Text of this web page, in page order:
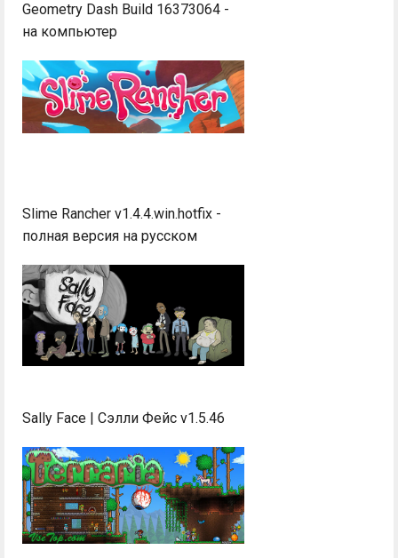
Geometry Dash Build 16373064 -
на компьютер
Slime Rancher v1.4.4.win.hotfix -
полная версия на русском
Sally Face | Сэлли Фейс v1.5.46